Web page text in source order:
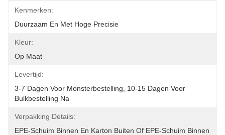
Kenmerken:
Duurzaam En Met Hoge Precisie
Kleur:
Op Maat
Levertijd:
3-7 Dagen Voor Monsterbestelling, 10-15 Dagen Voor
Bulkbestelling Na
Verpakking Details:
EPE-Schuim Binnen En Karton Buiten Of EPE-Schuim Binnen